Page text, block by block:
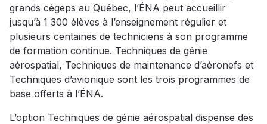
grands cégeps au Québec, l’ÉNA peut accueillir
jusqu’à 1 300 élèves à l’enseignement régulier et
plusieurs centaines de techniciens à son programme
de formation continue. Techniques de génie
aérospatial, Techniques de maintenance d’aéronefs et
Techniques d’avionique sont les trois programmes de
base offerts à l’ÉNA.
L’option Techniques de génie aérospatial dispense des